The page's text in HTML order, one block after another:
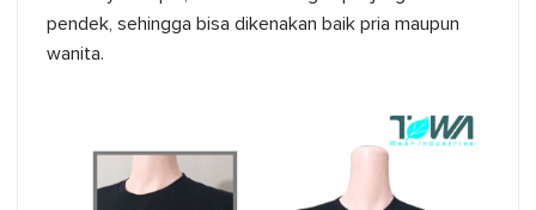
pendek, sehingga bisa dikenakan baik pria maupun
wanita.